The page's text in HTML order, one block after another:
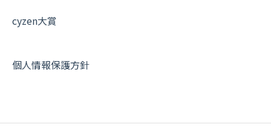
その他よくある質問
cyzen大賞
個人情報保護方針